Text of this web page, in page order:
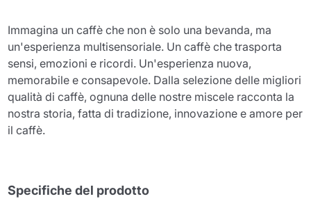
Immagina un caffè che non è solo una bevanda, ma
un'esperienza multisensoriale. Un caffè che trasporta
sensi, emozioni e ricordi. Un'esperienza nuova,
memorabile e consapevole. Dalla selezione delle migliori
qualità di caffè, ognuna delle nostre miscele racconta la
nostra storia, fatta di tradizione, innovazione e amore per
il caffè.
Specifiche del prodotto